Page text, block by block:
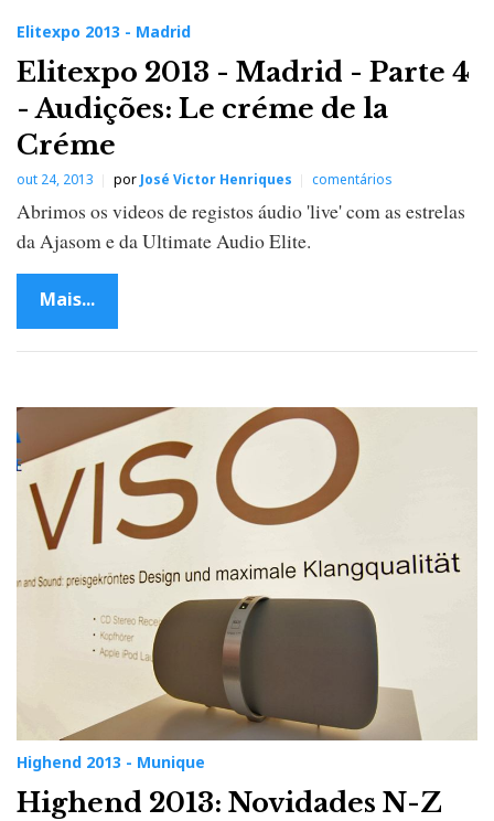
Elitexpo 2013 - Madrid
Elitexpo 2013 - Madrid - Parte 4
- Audições: Le créme de la
Créme
out 24, 2013 por José Victor Henriques comentários
Abrimos os videos de registos áudio 'live' com as estrelas
da Ajasom e da Ultimate Audio Elite.
Mais...
Highend 2013 - Munique
Highend 2013: Novidades N-Z